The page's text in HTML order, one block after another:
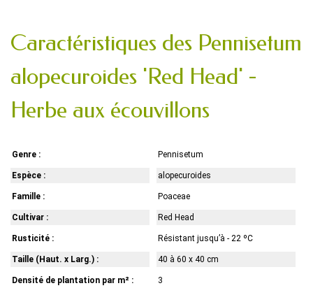
Caractéristiques des Pennisetum
alopecuroides 'Red Head' -
Herbe aux écouvillons
Genre : Pennisetum
Espèce : alopecuroides
Famille : Poaceae
Cultivar : Red Head
Rusticité : Résistant jusqu’à - 22 ºC
Taille (Haut. x Larg.) : 40 à 60 x 40 cm
Densité de plantation par m² : 3